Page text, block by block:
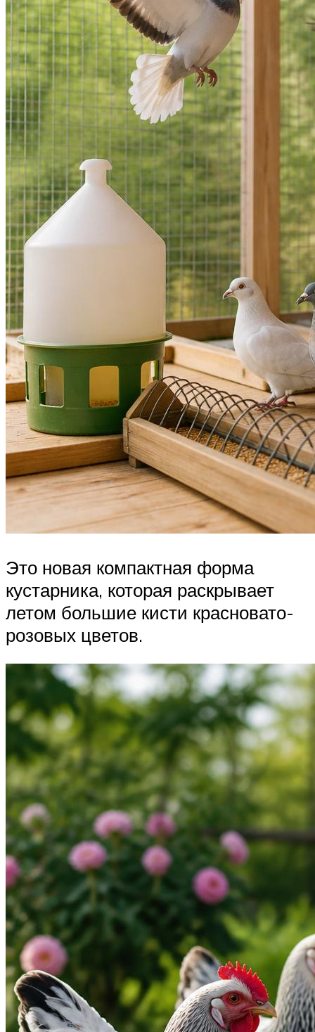
Это новая компактная форма
кустарника, которая раскрывает
летом большие кисти красновато-
розовых цветов.